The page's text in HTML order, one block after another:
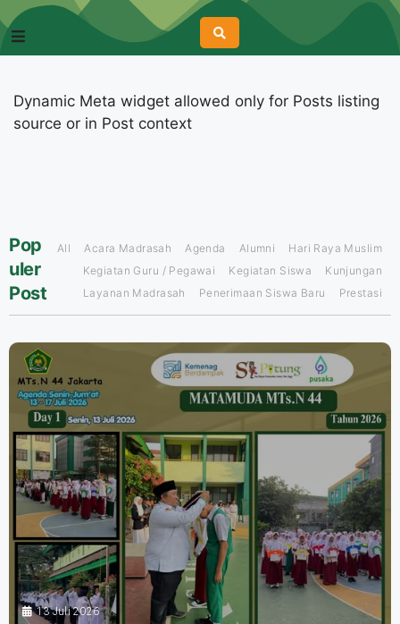
Dynamic Meta widget allowed only for Posts listing
source or in Post context
Pop
uler
Post
All Acara Madrasah Agenda Alumni
Hari Raya Muslim
Kegiatan Guru / Pegawai
Kegiatan Siswa
Kunjungan
Layanan Madrasah
Penerimaan Siswa Baru Prestasi
13 Juli 2026